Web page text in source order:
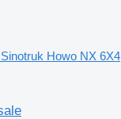
Howo NX 6X4